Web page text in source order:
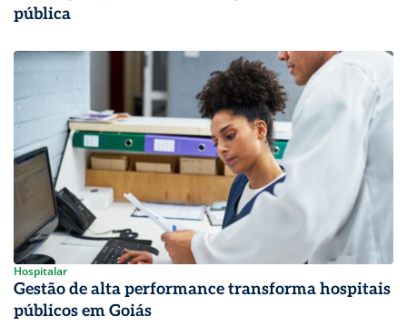
pública
Hospitalar
Gestão de alta performance transforma hospitais
públicos em Goiás